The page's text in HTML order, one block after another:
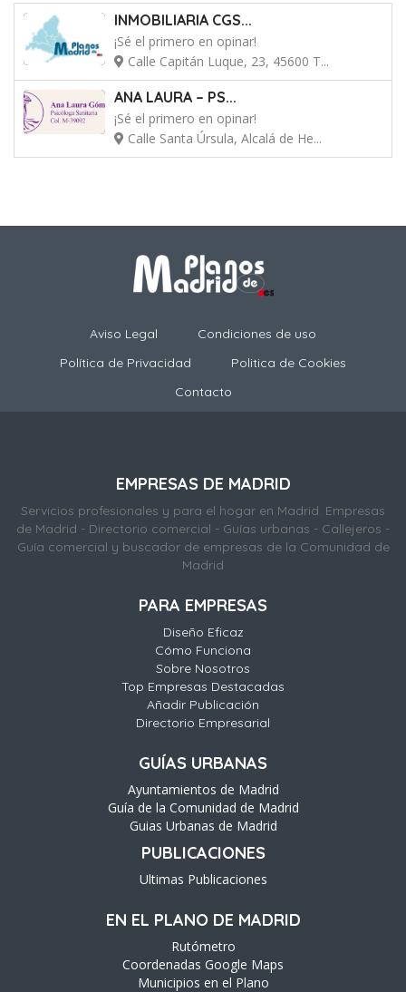
INMOBILIARIA CGS...
¡Sé el primero en opinar!
Calle Capitán Luque, 23, 45600 T...
ANA LAURA – PS...
¡Sé el primero en opinar!
Calle Santa Úrsula, Alcalá de He...
Aviso Legal
Condiciones de uso
Política de Privacidad
Politica de Cookies
Contacto
EMPRESAS DE MADRID
Servicios profesionales y para el hogar en Madrid. Empresas
de Madrid - Directorio comercial - Guías urbanas - Callejeros -
Guía comercial y buscador de empresas de la Comunidad de
Madrid
PARA EMPRESAS
Diseño Eficaz
Cómo Funciona
Sobre Nosotros
Top Empresas Destacadas
Añadir Publicación
Directorio Empresarial
GUÍAS URBANAS
Ayuntamientos de Madrid
Guía de la Comunidad de Madrid
Guias Urbanas de Madrid
PUBLICACIONES
Ultimas Publicaciones
EN EL PLANO DE MADRID
Rutómetro
Coordenadas Google Maps
Municipios en el Plano